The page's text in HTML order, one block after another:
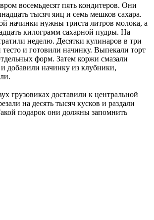
восемьдесят пять кондитеров. Они
тысяч яиц и семь мешков сахара.
начинки нужны триста литров молока, а
килограмм сахарной пудры. На
неделю. Десятки кулинаров в три
и готовили начинку. Выпекали торт
форм. Затем коржи смазали
добавили начинку из клубники,
грузовиках доставили к центральной
на десять тысяч кусков и раздали
подарок они должны запомнить